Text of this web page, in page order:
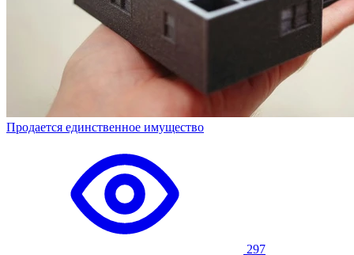
Продается единственное имущество
297